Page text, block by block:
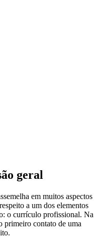
geral
em muitos aspectos
a um dos elementos
o currículo profissional. Na
primeiro contato de uma